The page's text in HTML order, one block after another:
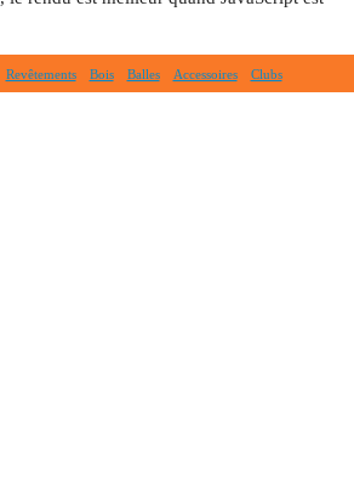
Revêtements Bois Balles Accessoires Clubs